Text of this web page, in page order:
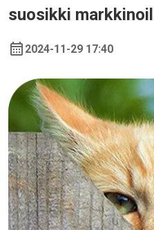
suosikki
2024-11-29 17:40